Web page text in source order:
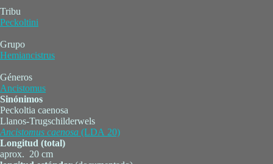
Tribu
Peckoltini
Grupo
Hemiancistrus
Géneros
Ancistomus
Sinónimos
Peckoltia caenosa
Llanos-Trugschilderwels
Ancistomus caenosa (LDA 20)
Longitud (total)
aprox. 20 cm